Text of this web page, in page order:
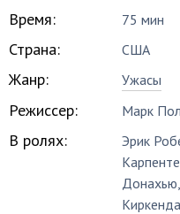
Время: 75 мин
Страна: США
Жанр: Ужасы
Режиссер: Марк
В ролях: Эрик
Донахью,